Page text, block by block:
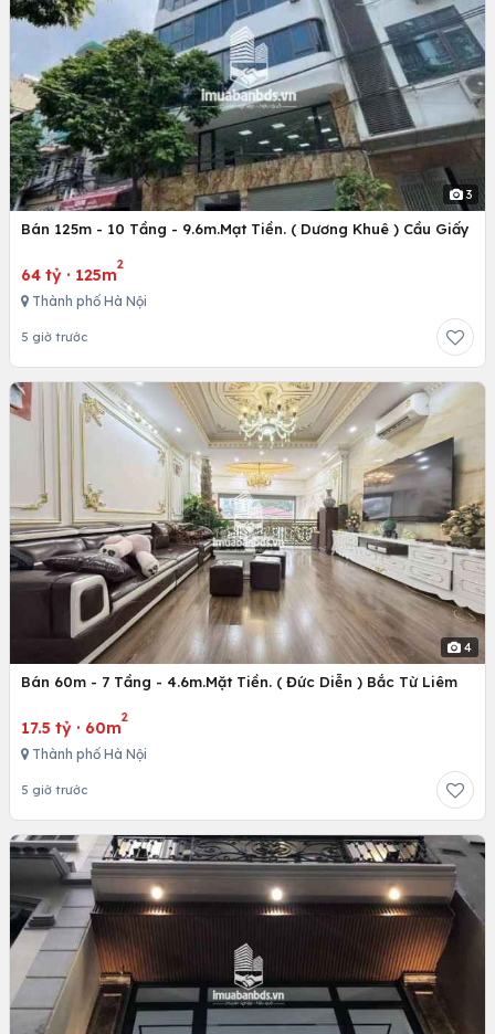
3
Bán 125m - 10 Tầng - 9.6m.Mạt Tiền. ( Dương Khuê ) Cầu Giấy
64 tỷ · 125m
2
Thành phố Hà Nội
5 giờ trước
4
Bán 60m - 7 Tầng - 4.6m.Mặt Tiền. ( Đức Diễn ) Bắc Từ Liêm
17.5 tỷ · 60m
2
Thành phố Hà Nội
5 giờ trước